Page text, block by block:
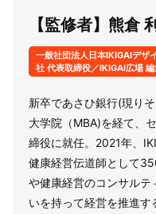
【監修者】熊倉
一般社団法人日本IKIGAIデザ
社 代表取締役／IKIGAI広場
新卒であさひ銀行(現り
大学院（MBA)を経て、
締役に就任。2021年、
健康経営伝道師として
や健康経営のコンサル
いを持って経営を推進す